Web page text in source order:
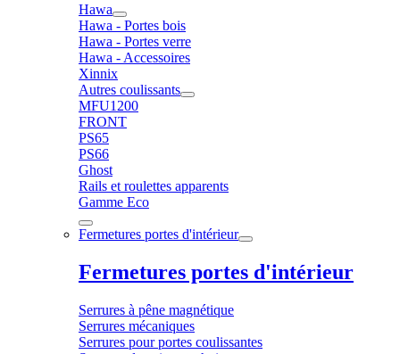
Hawa
Hawa - Portes bois
Hawa - Portes verre
Hawa - Accessoires
Xinnix
Autres coulissants
MFU1200
FRONT
PS65
PS66
Ghost
Rails et roulettes apparents
Gamme Eco
Fermetures portes d'intérieur
Fermetures portes d'intérieur
Serrures à pêne magnétique
Serrures mécaniques
Serrures pour portes coulissantes